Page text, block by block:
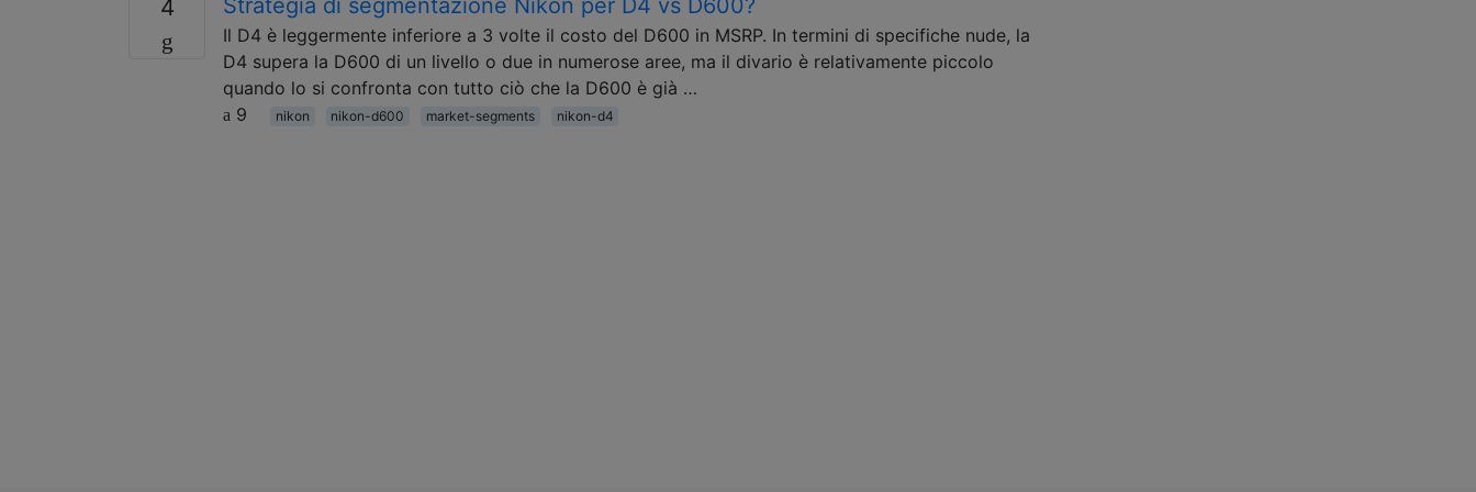
4
Il D4 è leggermente inferiore a 3 volte il costo del D600 in MSRP. In termini di specifiche nude, la
D4 supera la D600 di un livello o due in numerose aree, ma il divario è relativamente piccolo
quando lo si confronta con tutto ciò che la D600 è già …
9
nikon nikon-d600 market-segments nikon-d4